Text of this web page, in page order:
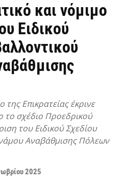
και νόμιμο
Ειδικού
της Επικρατείας έκρινε
το σχέδιο Προεδρικού
του Ειδικού Σχεδίου
Αναβάθμισης Πόλεων
2025